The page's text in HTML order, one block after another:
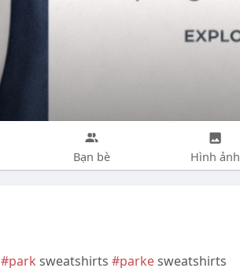
Bạn bè Hình ảnh
#park sweatshirts #parkesweatshirts